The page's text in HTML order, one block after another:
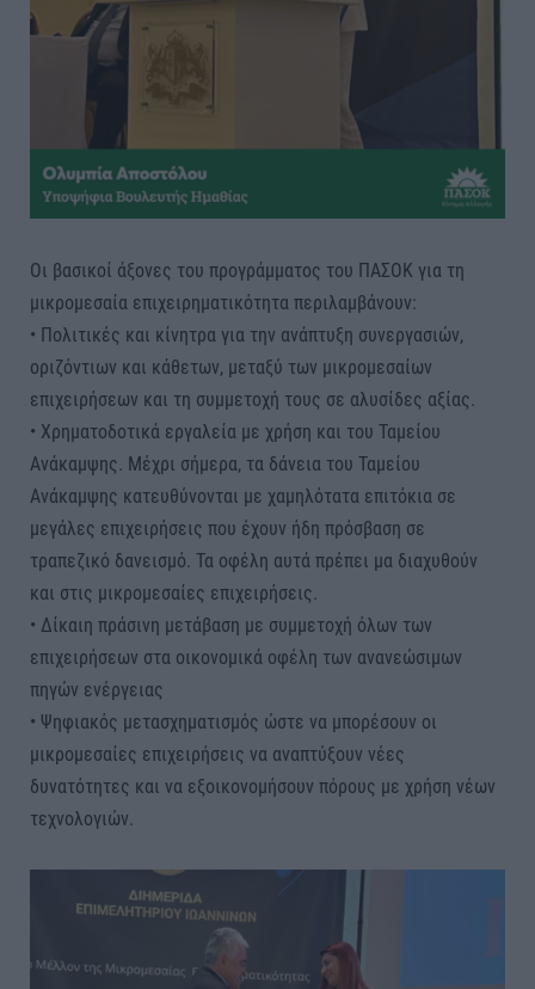
Οι βασικοί άξονες του προγράμματος του ΠΑΣΟΚ για τη
μικρομεσαία επιχειρηματικότητα περιλαμβάνουν:
• Πολιτικές και κίνητρα για την ανάπτυξη συνεργασιών,
οριζόντιων και κάθετων, μεταξύ των μικρομεσαίων
επιχειρήσεων και τη συμμετοχή τους σε αλυσίδες αξίας.
• Χρηματοδοτικά εργαλεία με χρήση και του Ταμείου
Ανάκαμψης. Μέχρι σήμερα, τα δάνεια του Ταμείου
Ανάκαμψης κατευθύνονται με χαμηλότατα επιτόκια σε
μεγάλες επιχειρήσεις που έχουν ήδη πρόσβαση σε
τραπεζικό δανεισμό. Τα οφέλη αυτά πρέπει μα διαχυθούν
και στις μικρομεσαίες επιχειρήσεις.
• Δίκαιη πράσινη μετάβαση με συμμετοχή όλων των
επιχειρήσεων στα οικονομικά οφέλη των ανανεώσιμων
πηγών ενέργειας
• Ψηφιακός μετασχηματισμός ώστε να μπορέσουν οι
μικρομεσαίες επιχειρήσεις να αναπτύξουν νέες
δυνατότητες και να εξοικονομήσουν πόρους με χρήση νέων
τεχνολογιών.